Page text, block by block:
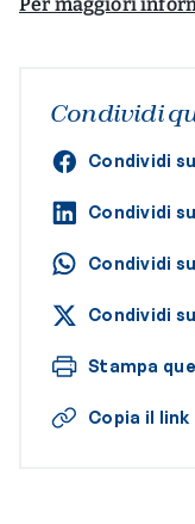
Condividi
Condividi
Condividi
Condividi
Condividi
Stampa
Copia il link